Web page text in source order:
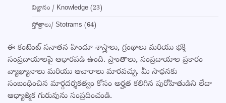
విజ్ఞానం / Knowledge (23)
స్తోత్రాలు/ Stotrams (64)
ఈ కంటెంట్ సనాతన హిందూ శాస్త్రాలు, గ్రంథాలు మరియు భక్తి
సంప్రదాయాలపై ఆధారపడి ఉంది. ప్రాంతాలు, సంప్రదాయాల ప్రకారం
వ్యాఖ్యానాలు మరియు ఆచారాలు మారవచ్చు. మీ సాధనకు
సంబంధించిన మార్గదర్శకత్వం కోసం అర్హత కలిగిన పురోహితుడిని లేదా
ఆధ్యాత్మిక గురువును సంప్రదించండి.